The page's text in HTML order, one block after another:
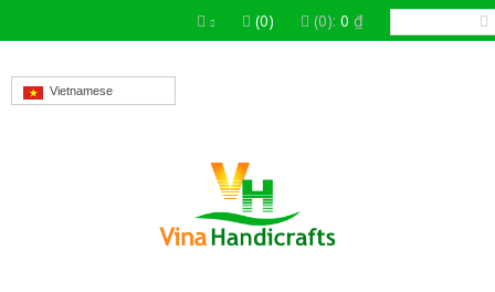
(0) (0): 0 ₫
Vietnamese